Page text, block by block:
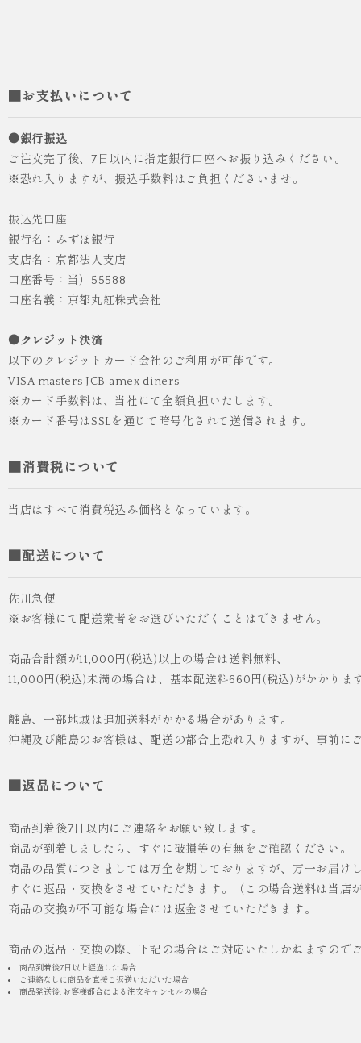
■お支払いについて
●銀行振込
ご注文完了後、7日以内に指定銀行口座へお振り込みください。
※恐れ入りますが、振込手数料はご負担くださいませ。
振込先口座
銀行名：みずほ銀行
支店名：京都法人支店
口座番号：当）55588
口座名義：京都丸紅株式会社
●クレジット決済
以下のクレジットカード会社のご利用が可能です。
VISA masters JCB amex diners
※カード手数料は、当社にて全額負担いたします。
※カード番号はSSLを通じて暗号化されて送信されます。
■消費税について
当店はすべて消費税込み価格となっています。
■配送について
佐川急便
※お客様にて配送業者をお選びいただくことはできません。
商品合計額が11,000円(税込)以上の場合は送料無料、
11,000円(税込)未満の場合は、基本配送料660円(税込)がかかりま
離島、一部地域は追加送料がかかる場合があります。
沖縄及び離島のお客様は、配送の都合上恐れ入りますが、事前に
■返品について
商品到着後7日以内にご連絡をお願い致します。
商品が到着しましたら、すぐに破損等の有無をご確認ください。
商品の品質につきましては万全を期しておりますが、万一お届
すぐに返品・交換をさせていただきます。（この場合送料は当店
商品の交換が不可能な場合には返金させていただきます。
商品の返品・交換の際、下記の場合はご対応いたしかねますので
商品到着後7日以上経過した場合
ご連絡なしに商品を直接ご返送いただいた場合
商品発送後, お客様都合による注文キャンセルの場合